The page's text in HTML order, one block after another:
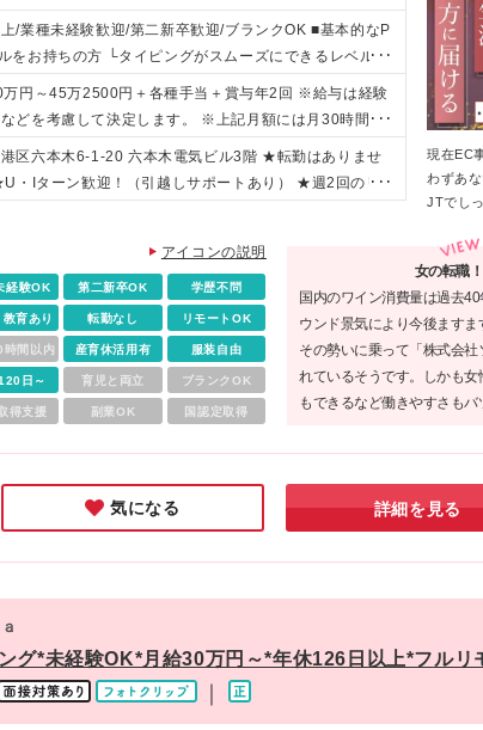
/業種未経験歓迎/第二新卒歓迎/ブランクOK ■基本的なP
をお持ちの方 └タイピングがスムーズにできるレベルを
ています。 ＜以下いずれかの経験をお持ちの方＞ ■ECサ
企画・運営経験 ■販促・マーケティングの実務経験 └食
・化粧品・ライフスタイル雑貨などの分野で、商品のス
や世界観を伝える販促経験がある方を想定しています。
万円～45万2500円＋各種手当＋賞与年2回 ※給与は経験
どを考慮して決定します。 ※上記月額には月30時間の
業手当（4万9692円～8万306円）が含まれています。超
別途支給いたします。
区六本木6-1-20 六本木電気ビル3階 ★転勤はありませ
・Iターン歓迎！（引越しサポートあり） ★週2回のリ
現在EC
わずあ
JTでし
アイコンの説明
経験OK 第二新卒OK 学歴不問
育あり 転勤なし リモートOK
時間以内 産育休活用有 服装自由
日～ 育児と両立 ブランクOK
得支援 副業OK 国認定取得
女の転職
国内のワイン消費量は過去
ウンド景気により今後ますま
その勢いに乗って「株式会
れているそうです。しかも
もできるなど働きやすさも
気になる 詳細を見る
グ*未経験OK*月給30万円～*年休126日以上*フルリ